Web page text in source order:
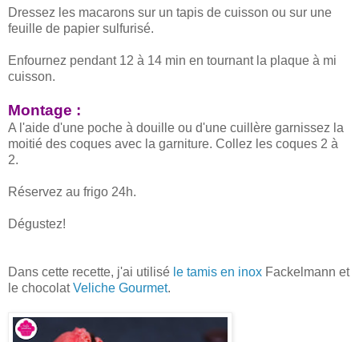
Dressez les macarons sur un tapis de cuisson ou sur une
feuille de papier sulfurisé.
Enfournez pendant 12 à 14 min en tournant la plaque à mi
cuisson.
Montage :
A l'aide d'une poche à douille ou d'une cuillère garnissez la
moitié des coques avec la garniture. Collez les coques 2 à
2.
Réservez au frigo 24h.
Dégustez!
Dans cette recette, j'ai utilisé le tamis en inox Fackelmann et
le chocolatVeliche Gourmet.